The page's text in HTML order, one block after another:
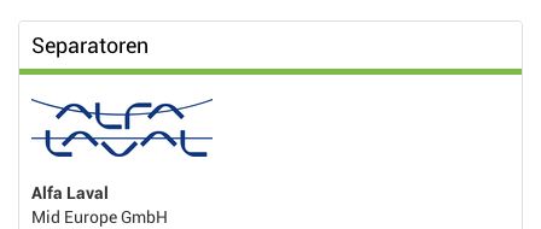
Separatoren
Alfa Laval
Mid Europe GmbH